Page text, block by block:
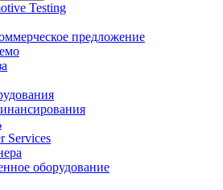
Testing
предложение
Services
оборудование